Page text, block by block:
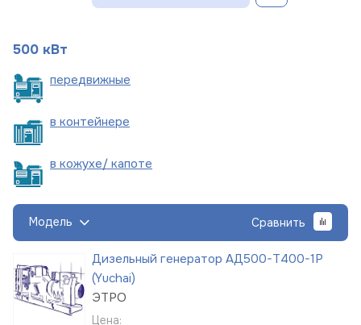
500 кВт
передвижные
в контейнере
в кожухе/ капоте
Модель Сравнить
Дизельный генератор АД500-Т400-1Р
(Yuchai)
ЭТРО
Цена: